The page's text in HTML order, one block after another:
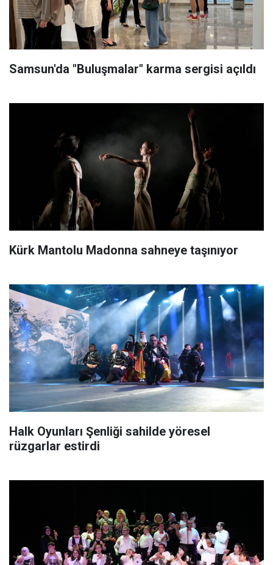
Samsun'da "Buluşmalar" karma sergisi açıldı
Kürk Mantolu Madonna sahneye taşınıyor
Halk Oyunları Şenliği sahilde yöresel
rüzgarlar estirdi